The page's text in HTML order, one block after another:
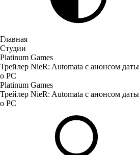
Главная
Студии
Platinum Games
Трейлер NieR: Automata с анонсом
о PC
Platinum Games
Трейлер NieR: Automata с анонсом
о PC